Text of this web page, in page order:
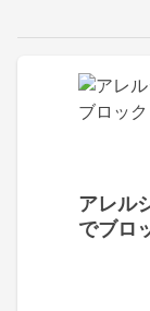
アレル
でブロ